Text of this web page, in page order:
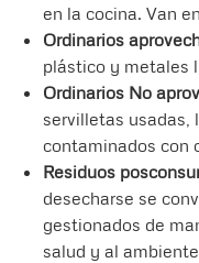
en la cocina. Van
Ordinarios
plástico y metales
Ordinarios No
servilletas usadas,
contaminados con
Residuos
desecharse se
gestionados de
salud y al